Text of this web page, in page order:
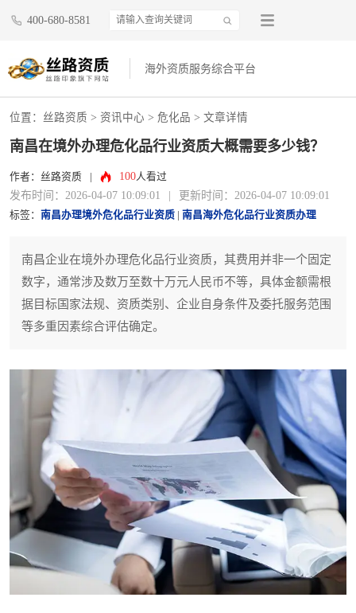
400-680-8581
海外资质服务综合平台
位置： 丝路资质 > 资讯中心 > 危化品 > 文章详情
南昌在境外办理危化品行业资质大概需要多少钱？
作者：丝路资质 100人看过
发布时间：2026-04-07 10:09:01 更新时间：2026-04-07 10:09:01
标签： 南昌办理境外危化品行业资质 南昌海外危化品行业资质办理
南昌企业在境外办理危化品行业资质，其费用并非一个固定
数字，通常涉及数万至数十万元人民币不等，具体金额需根
据目标国家法规、资质类别、企业自身条件及委托服务范围
等多重因素综合评估确定。